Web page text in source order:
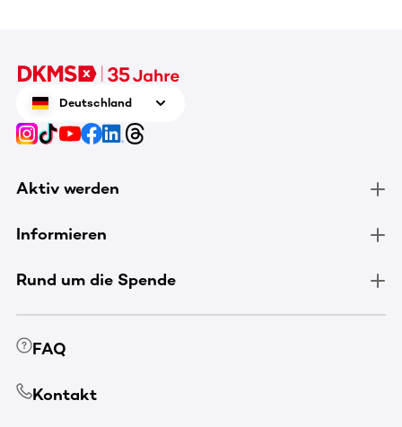
Deutschland
Aktiv werden
Informieren
Rund um die Spende
FAQ
Kontakt